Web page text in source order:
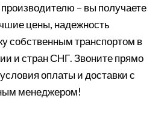
– вы получаете
цены, надежность
собственным транспортом в
и стран СНГ. Звоните прямо
оплаты и доставки с
менеджером!